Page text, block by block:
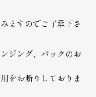
ますのでご了承下さ
ジング、パックのお
をお断りしておりま